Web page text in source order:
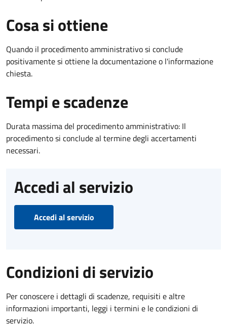
Cosa si ottiene
Quando il procedimento amministrativo si conclude
positivamente si ottiene la documentazione o l'informazione
chiesta.
Tempi e scadenze
Durata massima del procedimento amministrativo: Il
procedimento si conclude al termine degli accertamenti
necessari.
Accedi al servizio
Accedi al servizio
Condizioni di servizio
Per conoscere i dettagli di scadenze, requisiti e altre
informazioni importanti, leggi i termini e le condizioni di
servizio.